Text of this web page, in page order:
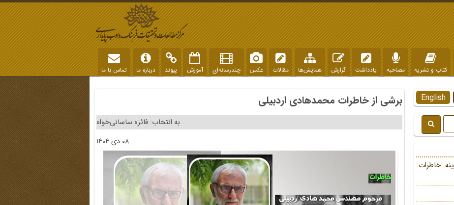
کتاب و نشریه مصاحبه یادداشت گزارش همایش‌ها مقالات عکس چندرسانه‌ای آموزش پیوند درباره ما تماس با ما
برشی از خاطرات محمدهادی اردبیلی
به انتخاب: فائزه ساسانی‌خواه
08 دی 1404
English
خاطرات